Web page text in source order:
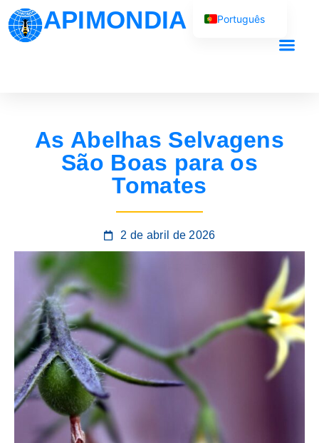
APIMONDIA
As Abelhas Selvagens
São Boas para os
Tomates
2 de abril de 2026
Português
Русский